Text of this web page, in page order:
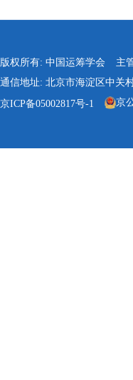
版权所有: 中国运筹学会 主
通信地址: 北京市海淀区中关
京ICP备05002817号-1 京